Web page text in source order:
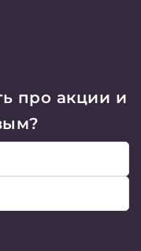
про акции и